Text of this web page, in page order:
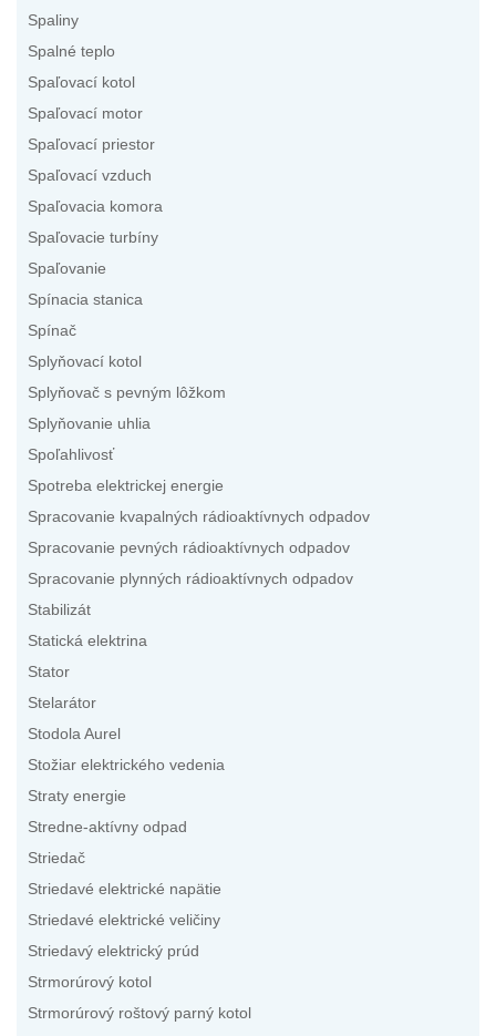
Spaliny
Spalné teplo
Spaľovací kotol
Spaľovací motor
Spaľovací priestor
Spaľovací vzduch
Spaľovacia komora
Spaľovacie turbíny
Spaľovanie
Spínacia stanica
Spínač
Splyňovací kotol
Splyňovač s pevným lôžkom
Splyňovanie uhlia
Spoľahlivosť
Spotreba elektrickej energie
Spracovanie kvapalných rádioaktívnych odpadov
Spracovanie pevných rádioaktívnych odpadov
Spracovanie plynných rádioaktívnych odpadov
Stabilizát
Statická elektrina
Stator
Stelarátor
Stodola Aurel
Stožiar elektrického vedenia
Straty energie
Stredne-aktívny odpad
Striedač
Striedavé elektrické napätie
Striedavé elektrické veličiny
Striedavý elektrický prúd
Strmorúrový kotol
Strmorúrový roštový parný kotol